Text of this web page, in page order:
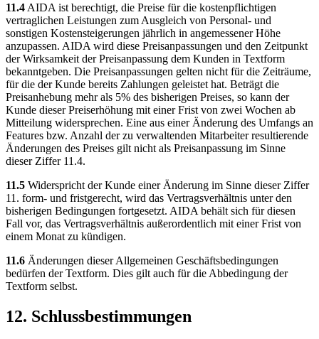
11.4 AIDA ist berechtigt, die Preise für die kostenpflichtigen
vertraglichen Leistungen zum Ausgleich von Personal- und
sonstigen Kostensteigerungen jährlich in angemessener Höhe
anzupassen. AIDA wird diese Preisanpassungen und den Zeitpunkt
der Wirksamkeit der Preisanpassung dem Kunden in Textform
bekanntgeben. Die Preisanpassungen gelten nicht für die Zeiträume,
für die der Kunde bereits Zahlungen geleistet hat. Beträgt die
Preisanhebung mehr als 5% des bisherigen Preises, so kann der
Kunde dieser Preiserhöhung mit einer Frist von zwei Wochen ab
Mitteilung widersprechen. Eine aus einer Änderung des Umfangs an
Features bzw. Anzahl der zu verwaltenden Mitarbeiter resultierende
Änderungen des Preises gilt nicht als Preisanpassung im Sinne
dieser Ziffer 11.4.
11.5 Widerspricht der Kunde einer Änderung im Sinne dieser Ziffer
11. form- und fristgerecht, wird das Vertragsverhältnis unter den
bisherigen Bedingungen fortgesetzt. AIDA behält sich für diesen
Fall vor, das Vertragsverhältnis außerordentlich mit einer Frist von
einem Monat zu kündigen.
11.6 Änderungen dieser Allgemeinen Geschäftsbedingungen
bedürfen der Textform. Dies gilt auch für die Abbedingung der
Textform selbst.
12. Schlussbestimmungen